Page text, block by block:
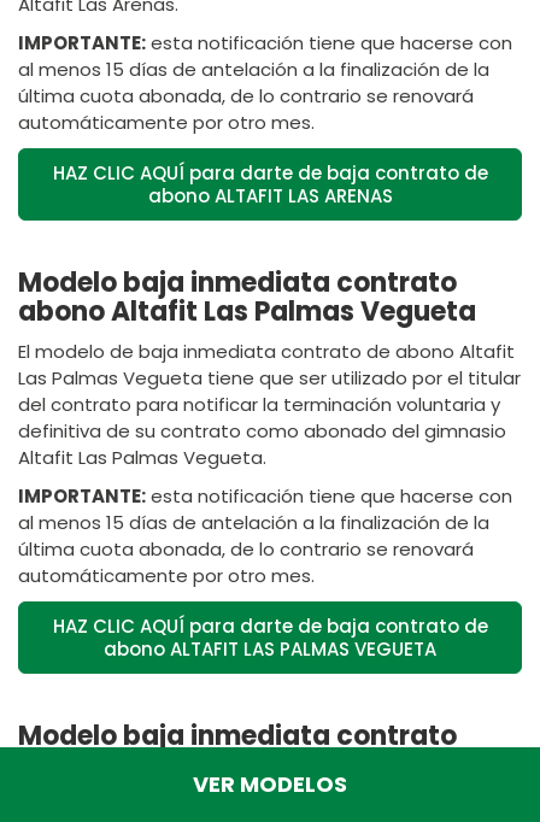
IMPORTANTE:esta notificación tiene que hacerse con
al menos 15 días de antelación a la finalización de la
última cuota abonada, de lo contrario se renovará
automáticamente por otro mes.
HAZ CLIC AQUÍ para darte de baja contrato de
abono ALTAFIT LAS ARENAS
Modelo baja inmediata contrato
abono Altafit Las Palmas Vegueta
El modelo de baja inmediata contrato de abono Altafit
Las Palmas Vegueta tiene que ser utilizado por el titular
del contrato para notificar la terminación voluntaria y
definitiva de su contrato como abonado del gimnasio
Altafit Las Palmas Vegueta.
IMPORTANTE:esta notificación tiene que hacerse con
al menos 15 días de antelación a la finalización de la
última cuota abonada, de lo contrario se renovará
automáticamente por otro mes.
HAZ CLIC AQUÍ para darte de baja contrato de
abono ALTAFIT LAS PALMAS VEGUETA
Modelo baja inmediata contrato
VER MODELOS